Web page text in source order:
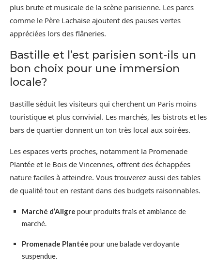
plus brute et musicale de la scène parisienne. Les parcs
comme le Père Lachaise ajoutent des pauses vertes
appréciées lors des flâneries.
Bastille et l’est parisien sont-ils un
bon choix pour une immersion
locale?
Bastille séduit les visiteurs qui cherchent un Paris moins
touristique et plus convivial. Les marchés, les bistrots et les
bars de quartier donnent un ton très local aux soirées.
Les espaces verts proches, notamment la Promenade
Plantée et le Bois de Vincennes, offrent des échappées
nature faciles à atteindre. Vous trouverez aussi des tables
de qualité tout en restant dans des budgets raisonnables.
Marché d’Aligre pour produits frais et ambiance de
marché.
Promenade Plantée pour une balade verdoyante
suspendue.